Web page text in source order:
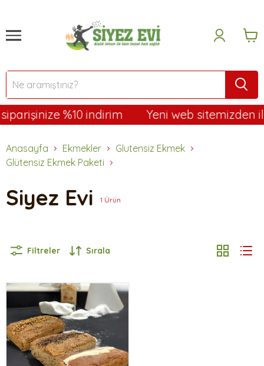
%10 indirim Yeni web sitemizden
Anasayfa Ekmekler
Glutensiz Ekmek
Glütensiz Ekmek Paketi
Siyez Evi 1 Ürün
Filtreler Sırala